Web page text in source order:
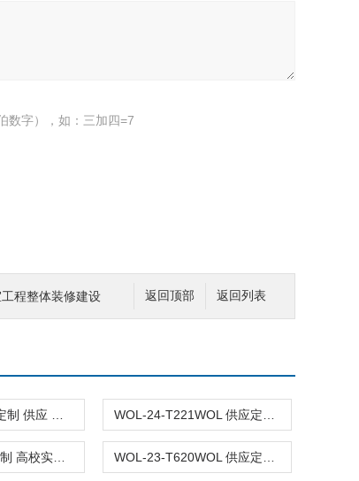
数字），如：三加四=7
返回列表
返回顶部
程整体装修建设